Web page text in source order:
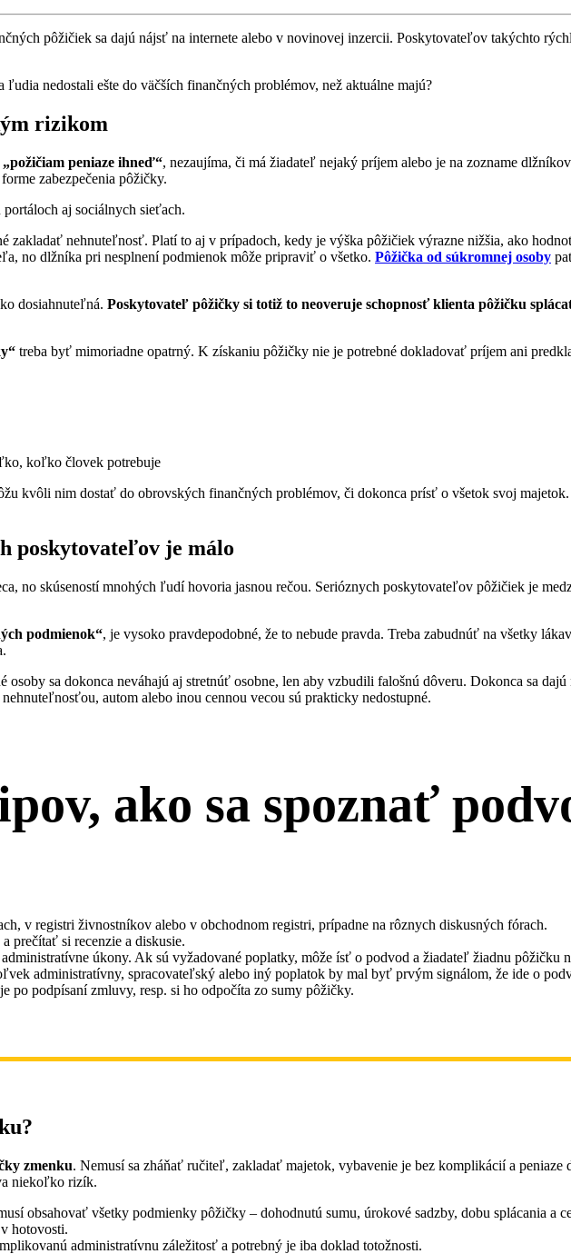
pôžičiek sa dajú nájsť na internete alebo v novinovej inzercii. Poskytovateľov takýchto
nedostali ešte do väčších finančných problémov, než aktuálne majú?
rizikom
„požičiam peniaze ihneď“, nezaujíma, či má žiadateľ nejaký príjem alebo je na zozname
zabezpečenia pôžičky.
aj sociálnych sieťach.
zakladať nehnuteľnosť. Platí to aj v prípadoch, kedy je výška pôžičiek výrazne nižšia, ako
no dlžníka pri nesplnení podmienok môže pripraviť o všetko. Pôžička od súkromnej osoby
dosiahnuteľná. Poskytovateľ pôžičky si totiž to neoveruje schopnosť klienta pôžičku
treba byť mimoriadne opatrný. K získaniu pôžičky nie je potrebné dokladovať príjem ani
koľko človek potrebuje
kvôli nim dostať do obrovských finančných problémov, či dokonca prísť o všetok svoj majetok.
poskytovateľov je málo
no skúseností mnohých ľudí hovoria jasnou rečou. Serióznych poskytovateľov pôžičiek je
podmienok“, je vysoko pravdepodobné, že to nebude pravda. Treba zabudnúť na všetky
sa dokonca neváhajú aj stretnúť osobne, len aby vzbudili falošnú dôveru. Dokonca sa dajú
autom alebo inou cennou vecou sú prakticky nedostupné.
ako sa spoznať
v registri živnostníkov alebo v obchodnom registri, prípadne na rôznych diskusných fórach.
prečítať si recenzie a diskusie.
úkony. Ak sú vyžadované poplatky, môže ísť o podvod a žiadateľ žiadnu pôžičku
administratívny, spracovateľský alebo iný poplatok by mal byť prvým signálom, že ide o
podpísaní zmluvy, resp. si ho odpočíta zo sumy pôžičky.
zmenku. Nemusí sa zháňať ručiteľ, zakladať majetok, vybavenie je bez komplikácií a peniaze
niekoľko rizík.
obsahovať všetky podmienky pôžičky – dohodnutú sumu, úrokové sadzby, dobu splácania a
hotovosti.
administratívnu záležitosť a potrebný je iba doklad totožnosti.